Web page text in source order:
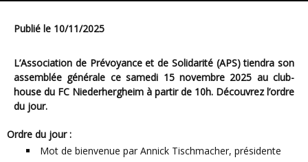
Publié le 10/11/2025
L’Association de Prévoyance et de Solidarité (APS) tiendra son
assemblée générale ce samedi 15 novembre 2025 au club-
house du FC Niederhergheim à partir de 10h. Découvrez l’ordre
du jour.
Ordre du jour :
Mot de bienvenue par Annick Tischmacher, présidente